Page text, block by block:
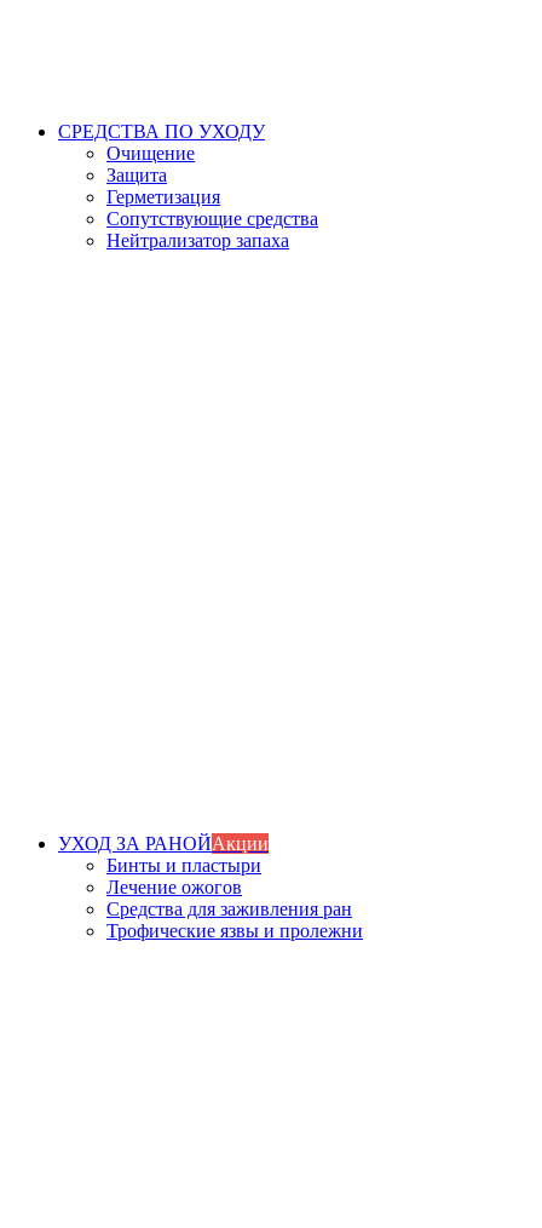
СРЕДСТВА ПО УХОДУ
Очищение
Защита
Герметизация
Сопутствующие средства
Нейтрализатор запаха
УХОД ЗА РАНОЙАкции
Бинты и пластыри
Лечение ожогов
Средства для заживления ран
Трофические язвы и пролежни